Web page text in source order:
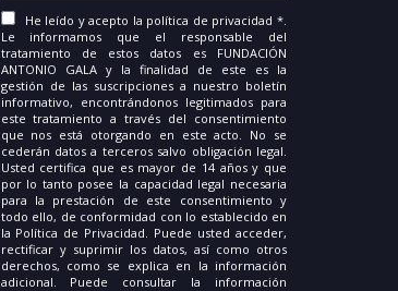
He leído y acepto la política de privacidad *.
Le informamos que el responsable del
tratamiento de estos datos es FUNDACIÓN
ANTONIO GALA y la finalidad de este es la
gestión de las suscripciones a nuestro boletín
informativo, encontrándonos legitimados para
este tratamiento a través del consentimiento
que nos está otorgando en este acto. No se
cederán datos a terceros salvo obligación legal.
Usted certifica que es mayor de 14 años y que
por lo tanto posee la capacidad legal necesaria
para la prestación de este consentimiento y
todo ello, de conformidad con lo establecido en
la Política de Privacidad. Puede usted acceder,
rectificar y suprimir los datos, así como otros
derechos, como se explica en la información
adicional. Puede consultar la información